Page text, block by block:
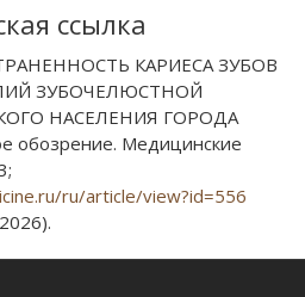
ссылка
КАРИЕСА ЗУБОВ
ЗУБОЧЕЛЮСТНОЙ
НАСЕЛЕНИЯ ГОРОДА
Медицинские
ru/article/view?id=556